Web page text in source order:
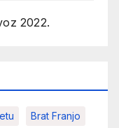
2022.
Brat Franjo